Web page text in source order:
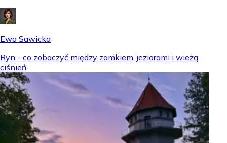
Ewa Sawicka
Ryn - co zobaczyć między zamkiem, jeziorami i wieżą
ciśnień